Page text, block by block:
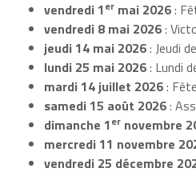
vendredi 1er mai 2026:
vendredi 8 mai 2026:
jeudi 14 mai 2026: Jeudi
lundi 25 mai 2026: Lundi
mardi 14 juillet 2026:
samedi 15 août 2026:
dimanche 1er novembre
mercredi 11 novembre
vendredi 25 décembre